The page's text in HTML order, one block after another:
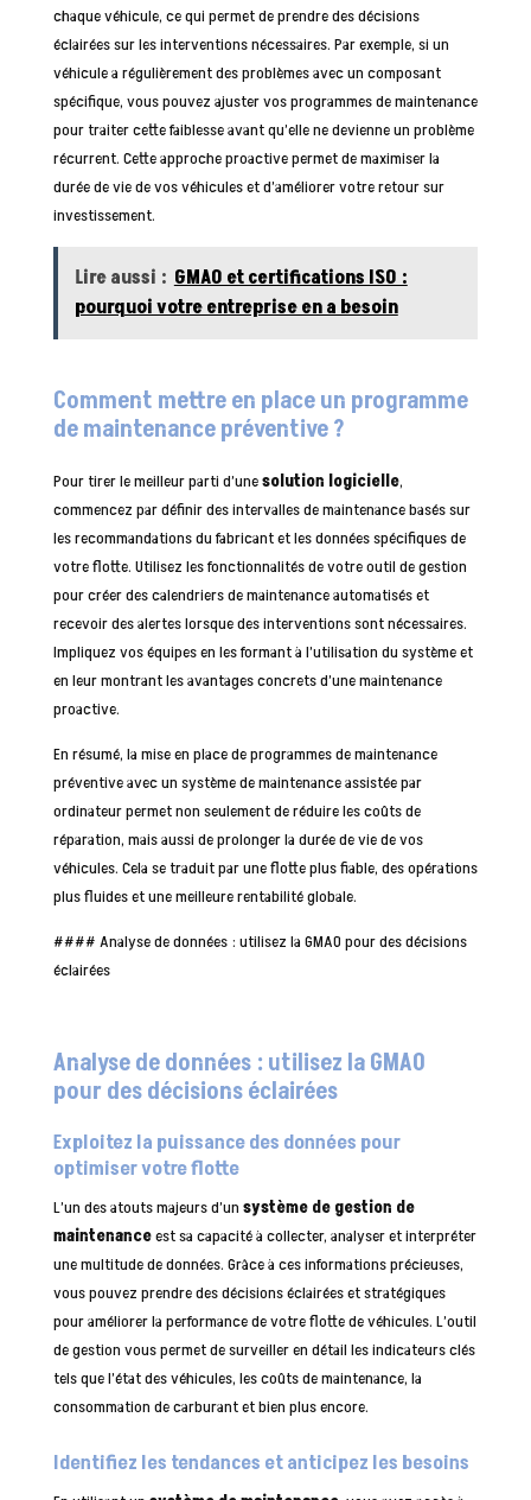
chaque véhicule, ce qui permet de prendre des décisions
éclairées sur les interventions nécessaires. Par exemple, si un
véhicule a régulièrement des problèmes avec un composant
spécifique, vous pouvez ajuster vos programmes de maintenance
pour traiter cette faiblesse avant qu’elle ne devienne un problème
récurrent. Cette approche proactive permet de maximiser la
durée de vie de vos véhicules et d’améliorer votre retour sur
investissement.
Lire aussi : GMAO et certifications ISO :
pourquoi votre entreprise en a besoin
Comment mettre en place un programme
de maintenance préventive ?
Pour tirer le meilleur parti d’unesolution logicielle,
commencez par définir des intervalles de maintenance basés sur
les recommandations du fabricant et les données spécifiques de
votre flotte. Utilisez les fonctionnalités de votre outil de gestion
pour créer des calendriers de maintenance automatisés et
recevoir des alertes lorsque des interventions sont nécessaires.
Impliquez vos équipes en les formant à l’utilisation du système et
en leur montrant les avantages concrets d’une maintenance
proactive.
En résumé, la mise en place de programmes de maintenance
préventive avec un système de maintenance assistée par
ordinateur permet non seulement de réduire les coûts de
réparation, mais aussi de prolonger la durée de vie de vos
véhicules. Cela se traduit par une flotte plus fiable, des opérations
plus fluides et une meilleure rentabilité globale.
#### Analyse de données : utilisez la GMAO pour des décisions
éclairées
Analyse de données : utilisez la GMAO
pour des décisions éclairées
Exploitez la puissance des données pour
optimiser votre flotte
L’un des atouts majeurs d’un système de gestion de
maintenanceest sa capacité à collecter, analyser et interpréter
une multitude de données. Grâce à ces informations précieuses,
vous pouvez prendre des décisions éclairées et stratégiques
pour améliorer la performance de votre flotte de véhicules. L’outil
de gestion vous permet de surveiller en détail les indicateurs clés
tels que l’état des véhicules, les coûts de maintenance, la
consommation de carburant et bien plus encore.
Identifiez les tendances et anticipez les besoins